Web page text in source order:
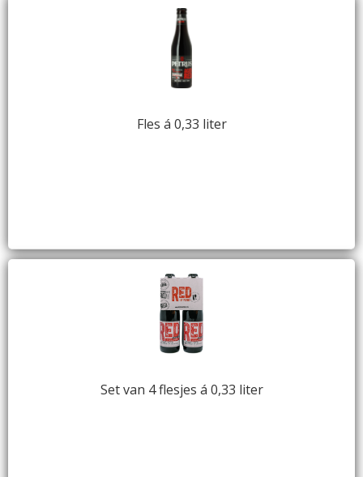
Fles á 0,33 liter
Set van 4 flesjes á 0,33 liter